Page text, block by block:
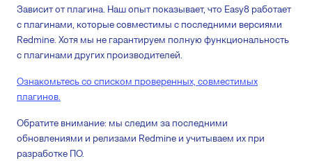
Зависит от плагина. Наш опыт показывает, что Easy8 работает
с плагинами, которые совместимы с последними версиями
Redmine. Хотя мы не гарантируем полную функциональность
с плагинами других производителей.
Ознакомьтесь со списком проверенных, совместимых
плагинов.
Обратите внимание: мы следим за последними
обновлениями и релизами Redmine и учитываем их при
разработке ПО.